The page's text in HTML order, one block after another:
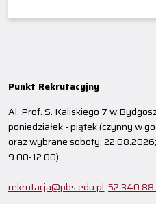
Punkt Rekrutacyjny
Al. Prof. S. Kaliskiego 7 w
poniedziałek - piątek (czynny w
oraz wybrane soboty:
9.00-12.00)
rekrutacja@pbs.edu.pl;52 340 88